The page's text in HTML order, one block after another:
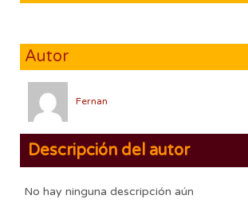
Autor
Fernan
Descripción del autor
No hay ninguna descripción aún